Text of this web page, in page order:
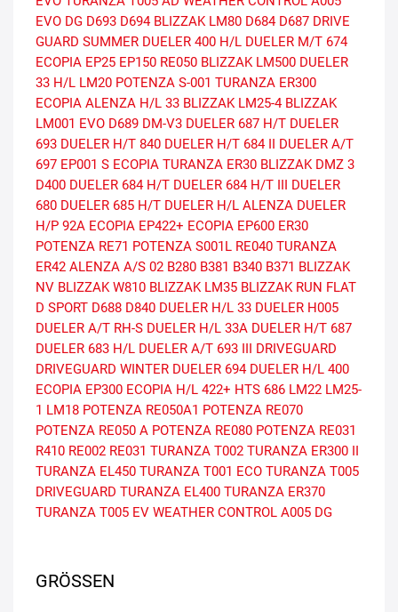
EVO DG D693 D694 BLIZZAK LM80 D684 D687 DRIVE
GUARD SUMMER DUELER 400 H/L DUELER M/T 674
ECOPIA EP25 EP150 RE050 BLIZZAK LM500 DUELER
33 H/L LM20 POTENZA S-001 TURANZA ER300
ECOPIA ALENZA H/L 33 BLIZZAK LM25-4 BLIZZAK
LM001 EVO D689 DM-V3 DUELER 687 H/T DUELER
693 DUELER H/T 840 DUELER H/T 684 II DUELER A/T
697 EP001 S ECOPIA TURANZA ER30 BLIZZAK DMZ 3
D400 DUELER 684 H/T DUELER 684 H/T III DUELER
680 DUELER 685 H/T DUELER H/L ALENZA DUELER
H/P 92A ECOPIA EP422+ ECOPIA EP600 ER30
POTENZA RE71 POTENZA S001L RE040 TURANZA
ER42 ALENZA A/S 02 B280 B381 B340 B371 BLIZZAK
NV BLIZZAK W810 BLIZZAK LM35 BLIZZAK RUN FLAT
D SPORT D688 D840 DUELER H/L 33 DUELER H005
DUELER A/T RH-S DUELER H/L 33A DUELER H/T 687
DUELER 683 H/L DUELER A/T 693 III DRIVEGUARD
DRIVEGUARD WINTER DUELER 694 DUELER H/L 400
ECOPIA EP300 ECOPIA H/L 422+ HTS 686 LM22 LM25-
1 LM18 POTENZA RE050A1 POTENZA RE070
POTENZA RE050 A POTENZA RE080 POTENZA RE031
R410 RE002 RE031 TURANZA T002 TURANZA ER300 II
TURANZA EL450 TURANZA T001 ECO TURANZA T005
DRIVEGUARD TURANZA EL400 TURANZA ER370
TURANZA T005 EV WEATHER CONTROL A005 DG
GRÖSSEN